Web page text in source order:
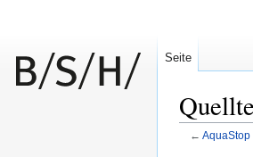
← AquaStop
Seite